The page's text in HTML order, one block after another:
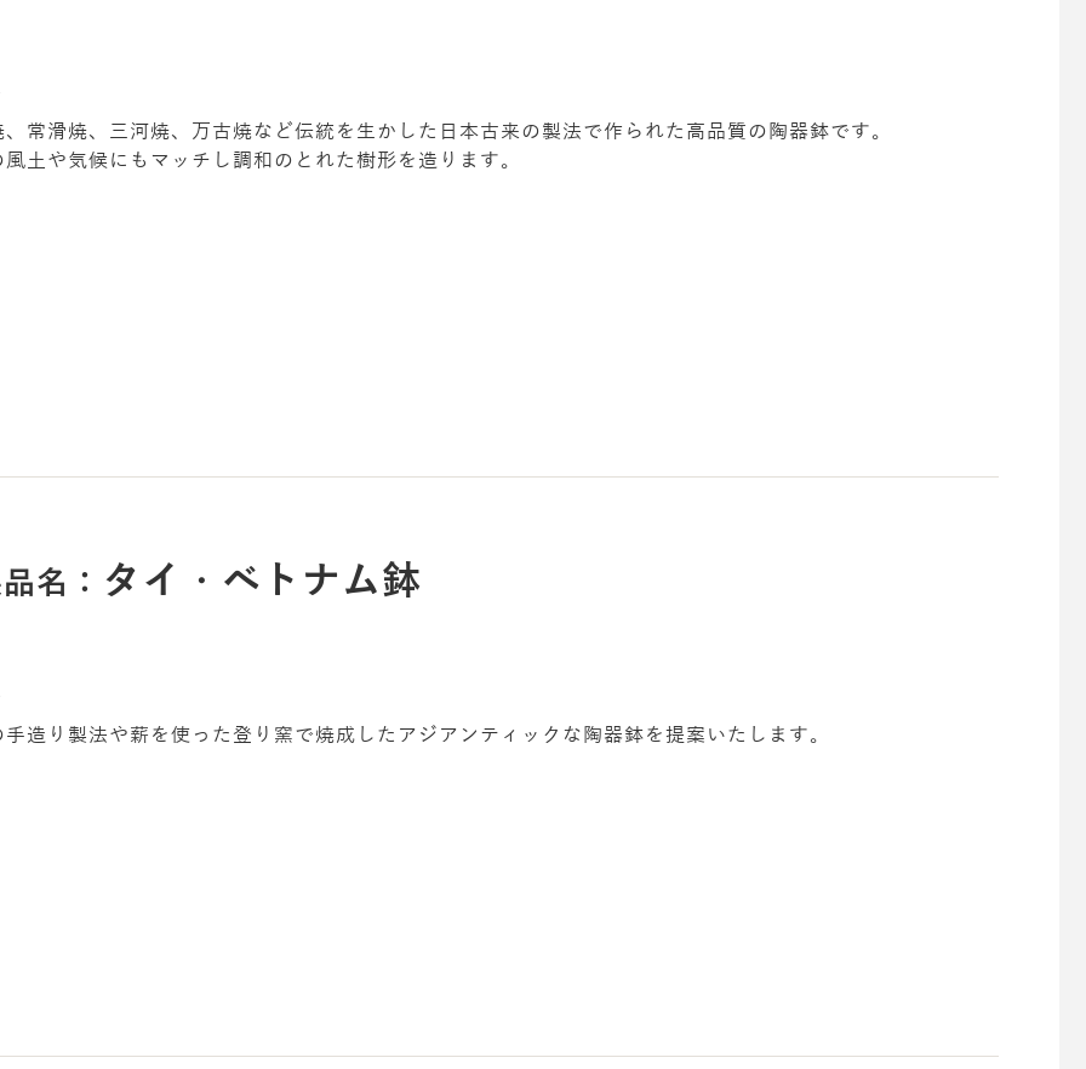
、常滑焼、三河焼、万古焼など伝統を生かした日本古来の製法で作られた高品質の陶器鉢です。
風土や気候にもマッチし調和のとれた樹形を造ります。
名： タイ・ベトナム鉢
手造り製法や薪を使った登り窯で焼成したアジアンティックな陶器鉢を提案いたします。